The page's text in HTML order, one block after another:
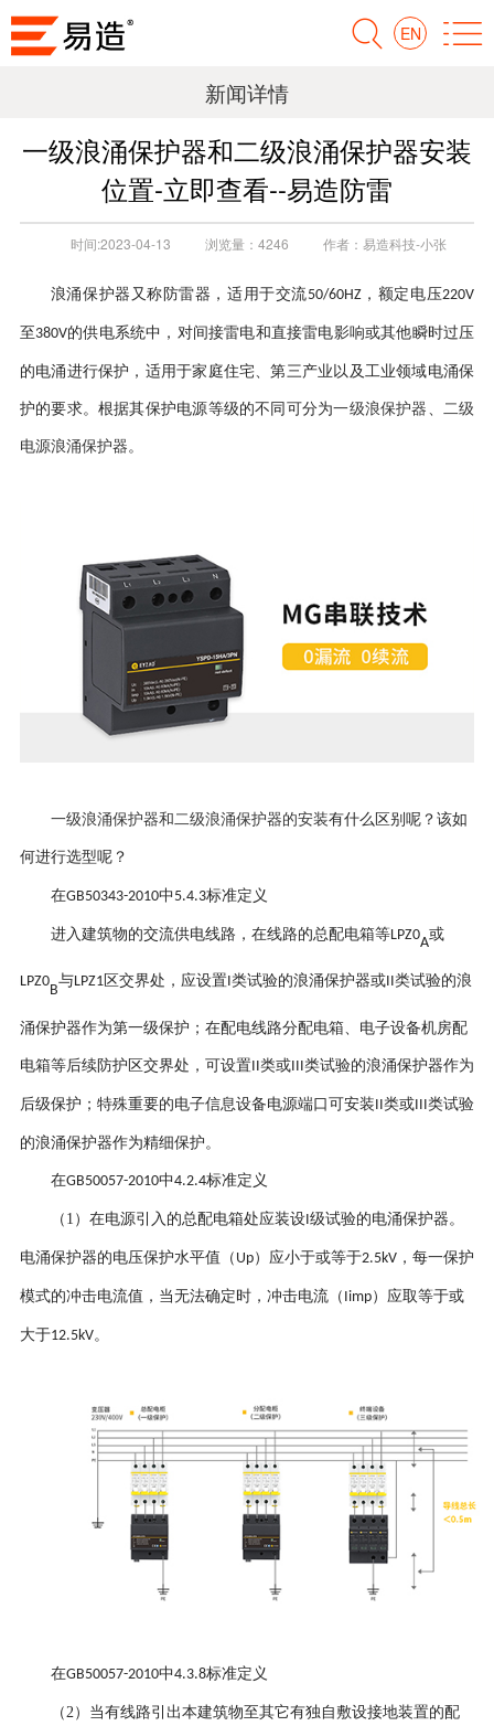
EN
新闻详情
一级浪涌保护器和二级浪涌保护器安装
位置-立即查看--易造防雷
时间:2023-04-13 浏览量： 4246 作者： 易造科技-小张
浪涌保护器又称防雷器，适用于交流50/60HZ，额定电压220V
至380V的供电系统中，对间接雷电和直接雷电影响或其他瞬时过压
的电涌进行保护，适用于家庭住宅、第三产业以及工业领域电涌保
护的要求。根据其保护电源等级的不同可分为一级浪保护器
二级
电源浪涌保护器 。
一级浪涌保护器和二级浪涌保护器的安装有什么区别呢？该如
何进行选型呢？
在GB50343-2010中5.4.3标准定义
进入建筑物的交流供电线路，在线路的总配电箱等LPZ0
A
或
LPZ0
B
与LPZ1区交界处，应设置I类试验的浪涌保护器或II类试验的浪
涌保护器作为第一级保护；在配电线路分配电箱、电子设备机房配
电箱等后续防护区交界处，可设置II类或III类试验的浪涌保护器作为
后级保护；特殊重要的电子信息设备电源端口可安装II类或III类试验
的浪涌保护器作为精细保护。
在GB50057-2010中4.2.4标准定义
（1） 在电源引入的总配电箱处应装设I级试验的电涌保护器。
电涌保护器的电压保护水平值（ Up）应小于或等于2.5kV，每一保护
模式的冲击电流值，当无法确定时，冲击电流（ Iimp）应取等于或
大于12.5kV。
在GB50057-2010中4.3.8标准定义
（2） 当有线路引出本建筑物至其它有独自敷设接地装置的配